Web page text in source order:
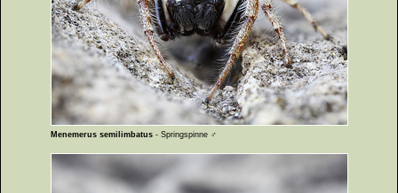
Menemerus semilimbatus- Springspinne ♂